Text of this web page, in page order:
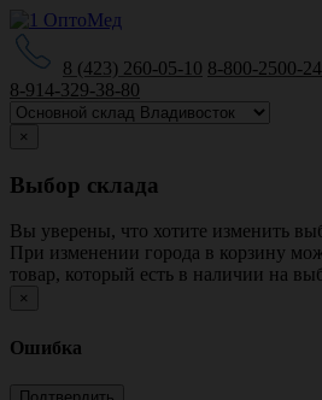
8 (423) 260-05-10 8-800-2500-
8-914-329-38-80
×
Выбор склада
Вы уверены, что хотите изменить
При изменении города в корзину
товар, который есть в наличии на
×
Ошибка